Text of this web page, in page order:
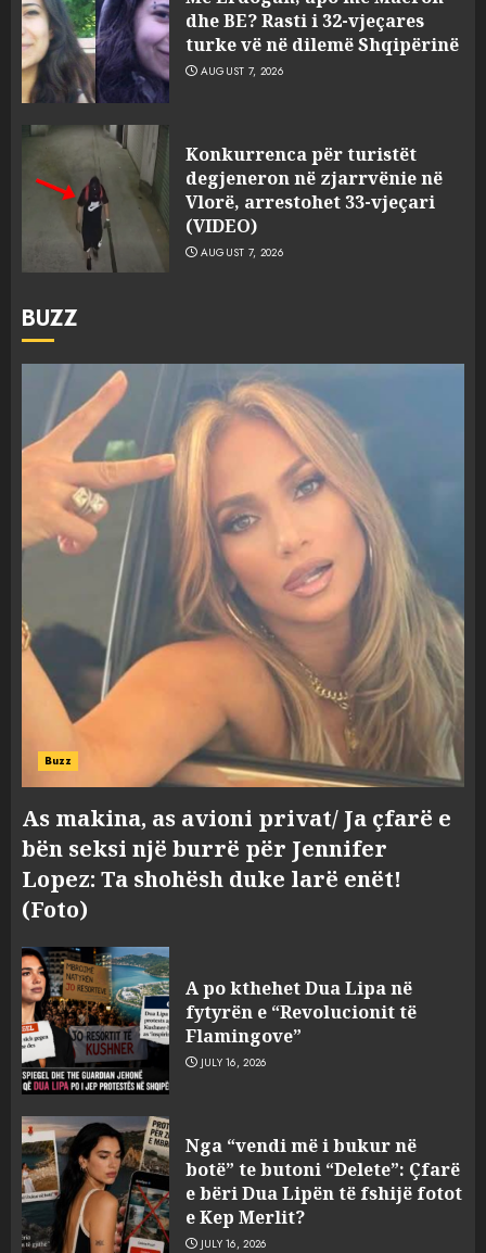
dhe BE? Rasti i 32-vjeçares
turke vë në dilemë Shqipërinë
AUGUST 7, 2026
Konkurrenca për turistët
degjeneron në zjarrvënie në
Vlorë, arrestohet 33-vjeçari
(VIDEO)
AUGUST 7, 2026
BUZZ
Buzz
As makina, as avioni privat/ Ja çfarë e
bën seksi një burrë për Jennifer
Lopez: Ta shohësh duke larë enët!
(Foto)
A po kthehet Dua Lipa në
fytyrën e “Revolucionit të
Flamingove”
JULY 16, 2026
Nga “vendi më i bukur në
botë” te butoni “Delete”: Çfarë
e bëri Dua Lipën të fshijë fotot
e Kep Merlit?
JULY 16, 2026
3
Konkurrenca për turistët
degjeneron në zjarrvënie në
Vlorë, arrestohet 33-vjeçari
(VIDEO)
AUGUST 7, 2026
4
parcelat me kanabis të
komshiut, denoncuesit i
gjenden 150 rrënjë bimë
narkotike!
5
Hoxha mendoi se mund t’i
shpëtonte së kaluarës së tij,
por ne e gjetëm
AUGUST 7, 2026